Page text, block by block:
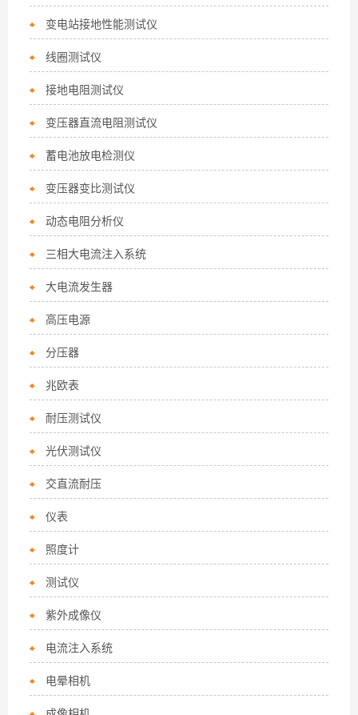
变电站接地性能测试仪
线圈测试仪
接地电阻测试仪
变压器直流电阻测试仪
蓄电池放电检测仪
变压器变比测试仪
动态电阻分析仪
三相大电流注入系统
大电流发生器
高压电源
分压器
兆欧表
耐压测试仪
光伏测试仪
交直流耐压
仪表
照度计
测试仪
紫外成像仪
电流注入系统
电晕相机